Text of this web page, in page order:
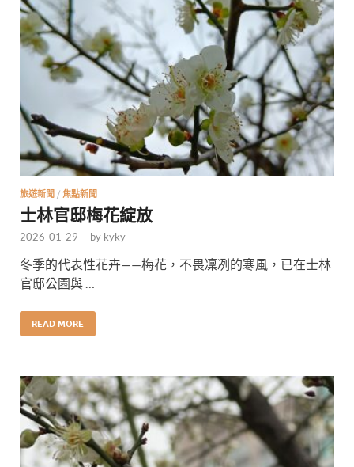
旅遊新聞 / 焦點新聞
士林官邸梅花綻放
2026-01-29 - by kyky
冬季的代表性花卉——梅花，不畏凜冽的寒風，已在士林
官邸公園與 …
READ MORE